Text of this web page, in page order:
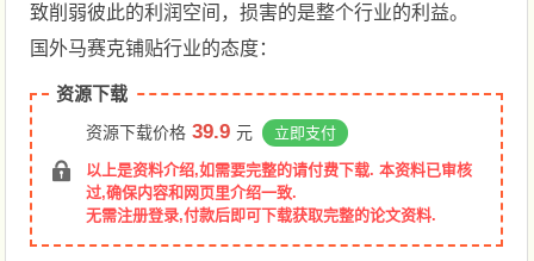
致削弱彼此的利润空间，损害的是整个行业的利益。
国外马赛克铺贴行业的态度：
资源下载
资源下载价格 39.9 元 立即支付
以上是资料介绍,如需要完整的请付费下载. 本资料已审核
过,确保内容和网页里介绍一致.
无需注册登录,付款后即可下载获取完整的论文资料.